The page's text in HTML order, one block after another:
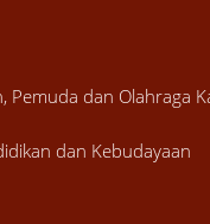
Pemuda dan Olahraga
dan Kebudayaan